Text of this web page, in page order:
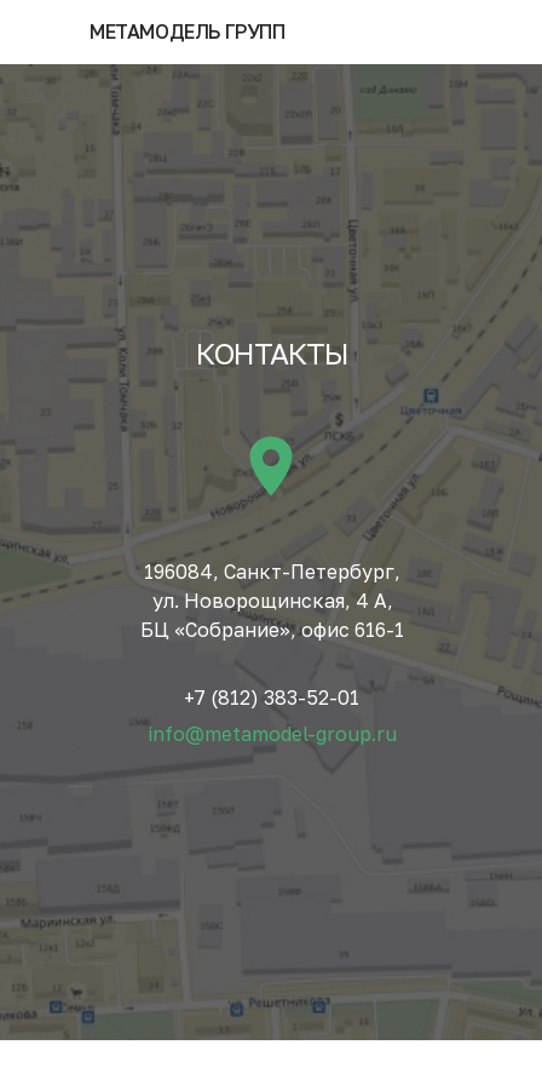
МЕТАМОДЕЛЬ ГРУПП
КОНТАКТЫ
info@metamodel-group.ru
+7 (812) 383-52-01
196084, Санкт-Петербург,
ул. Новорощинская, 4 А,
БЦ «Собрание», офис 616-1